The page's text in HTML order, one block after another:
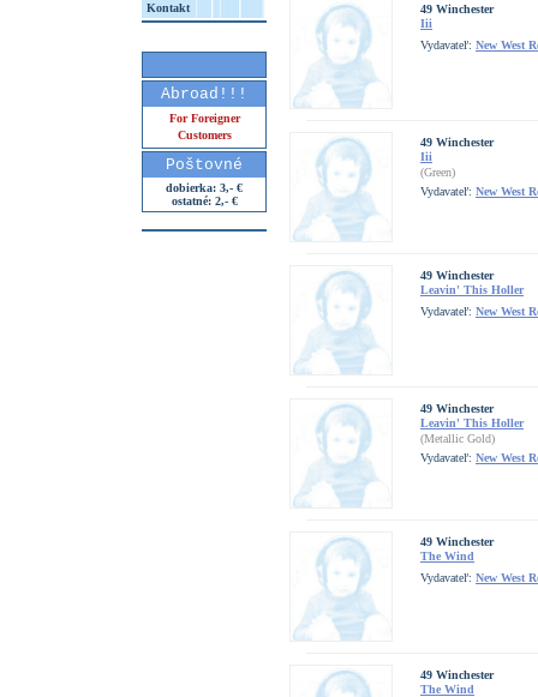
Kontakt
Abroad!!!
For Foreigner
Customers
Poštovné
dobierka: 3,- €
ostatné: 2,- €
49 Winchester
Iii
Vydavateľ: New West
49 Winchester
Iii
(Green)
Vydavateľ: New West
49 Winchester
Leavin' This Holler
Vydavateľ: New West
49 Winchester
Leavin' This Holler
(Metallic Gold)
Vydavateľ: New West
49 Winchester
The Wind
Vydavateľ: New West
49 Winchester
The Wind